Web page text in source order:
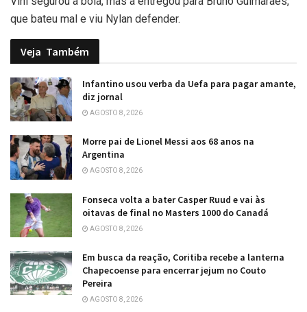
que bateu mal e viu Nylan defender.
Veja Também
Infantino usou verba da Uefa para pagar amante,
diz jornal
AGOSTO 8, 2026
Morre pai de Lionel Messi aos 68 anos na
Argentina
AGOSTO 8, 2026
Fonseca volta a bater Casper Ruud e vai às
oitavas de final no Masters 1000 do Canadá
AGOSTO 8, 2026
Em busca da reação, Coritiba recebe a lanterna
Chapecoense para encerrar jejum no Couto
Pereira
AGOSTO 8, 2026